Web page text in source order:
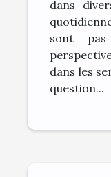
dans
sont
dans les
question...